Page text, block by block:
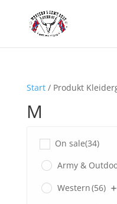
Start/ Produkt
M
On sale(34)
Army &
Western(56)